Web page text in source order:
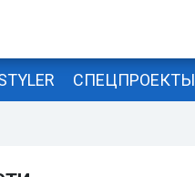
СПЕЦПРОЕКТЫ